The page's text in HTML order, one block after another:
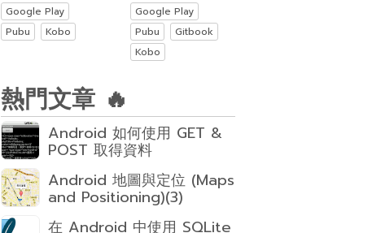
Google Play
Pubu
Kobo
Google Play
Pubu
Gitbook
Kobo
熱門文章 🔥
Android 如何使用 GET &
POST 取得資料
Android 地圖與定位 (Maps
and Positioning)(3)
在 Android 中使用 SQLite